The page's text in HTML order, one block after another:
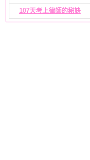
107天考上律師的秘訣